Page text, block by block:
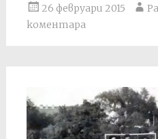
26 февруари 2015
коментара